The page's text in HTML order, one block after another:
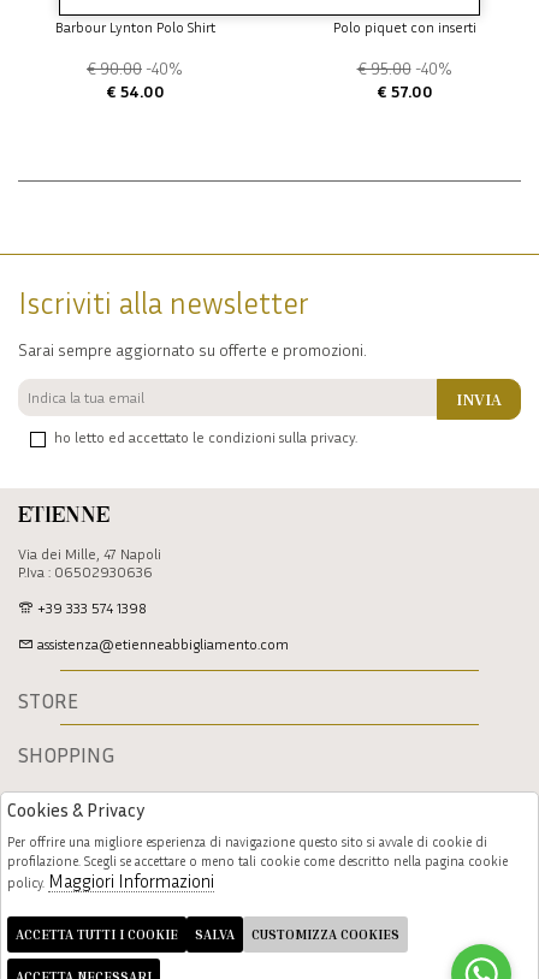
Barbour Lynton Polo Shirt
€ 90.00 -40%
€ 54.00
Polo piquet con inserti
€ 95.00 -40%
€ 57.00
Etienne
Via dei Mille, 47 Napoli
P.Iva : 06502930636
+39 333 574 1398
assistenza@etienneabbigliamento.com
STORE
SHOPPING
Iscriviti alla newsletter
Sarai sempre aggiornato su offerte e promozioni.
ho letto ed accettato le condizioni sulla privacy.
INVIA
Cookies & Privacy
Per offrire una migliore esperienza di navigazione questo sito si avvale di cookie di
profilazione. Scegli se accettare o meno tali cookie come descritto nella pagina cookie
policy. Maggiori Informazioni
ACCETTA TUTTI I COOKIE SALVA CUSTOMIZZA COOKIES